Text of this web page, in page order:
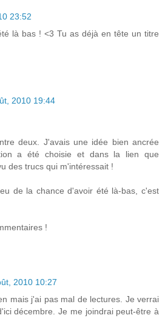
23:52
là bas ! <3 Tu as déjà en tête un titre
2010 19:44
deux. J'avais une idée bien ancrée
a été choisie et dans la lien que
des trucs qui m'intéressait !
de la chance d'avoir été là-bas, c'est
!
2010 10:27
mais j'ai pas mal de lectures. Je verrai
décembre. Je me joindrai peut-être à